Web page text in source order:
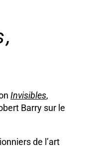
Invisibles,
Barry sur le
de l’art